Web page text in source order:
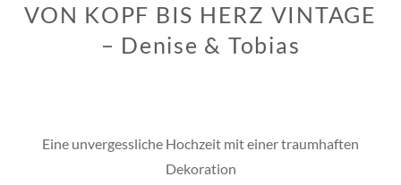
VON KOPF BIS HERZ VINTAGE
– Denise & Tobias
Eine unvergessliche Hochzeit mit einer traumhaften
Dekoration